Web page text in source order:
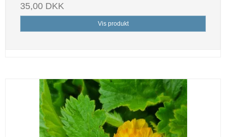
35,00 DKK
Vis produkt